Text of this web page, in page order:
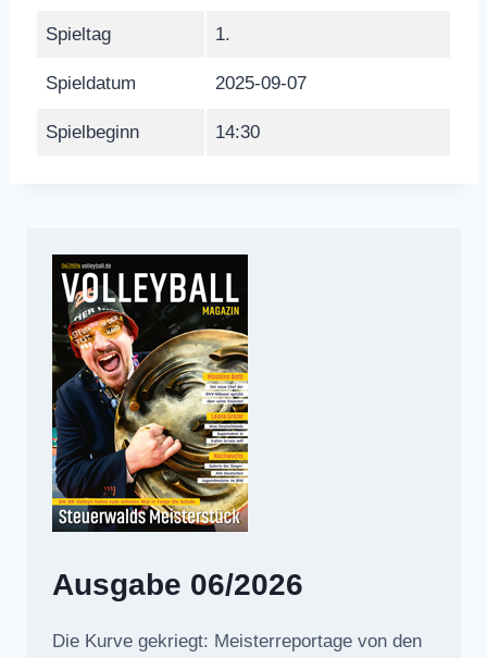
Spieltag 1.
Spieldatum 2025-09-07
Spielbeginn 14:30
Ausgabe 06/2026
Die Kurve gekriegt: Meisterreportage von den